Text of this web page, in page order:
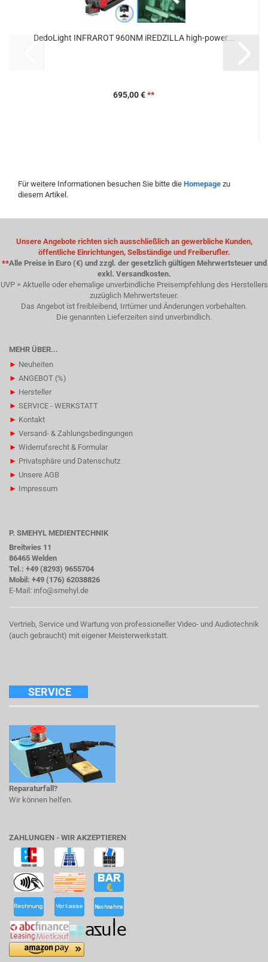
DedoLight INFRAROT 960NM iREDZILLA high-power...
695,00 €**
Für weitere Informationen besuchen Sie bitte die Homepage zu
diesem Artikel.
Unsere Angebote richten sich ausschließlich an gewerbliche Kunden,
öffentliche Einrichtungen, Selbständige und Freiberufler.
**Alle Preise in Euro (€) und zzgl. der gesetzlich gültigen Mehrwertsteuer und
exkl. Versandkosten.
UVP = Aktuelle oder ehemalige unverbindliche Preisempfehlung des Herstellers
zuzüglich Mehrwertsteuer.
Das Angebot ist freibleibend, Irrtümer und Änderungen vorbehalten.
Die genannten Lieferzeiten sind unverbindlich.
MEHR ÜBER...
► Neuheiten
► ANGEBOT (%)
► Hersteller
► SERVICE - WERKSTATT
► Kontakt
► Versand- & Zahlungsbedingungen
► Widerrufsrecht & Formular
► Privatsphäre und Datenschutz
► Unsere AGB
► Impressum
P. SMEHYL MEDIENTECHNIK
Breitwies 11
86465 Welden
Tel.: +49 (8293) 9655704
Mobil: +49 (176) 62038826
E-Mail: info@smehyl.de
Vertrieb, Service und Wartung von professioneller Video- und Audiotechnik
(auch gebraucht) mit eigener Meisterwerkstatt.
SERVICE
Reparaturfall?
Wir können helfen.
ZAHLUNGEN - WIR AKZEPTIEREN